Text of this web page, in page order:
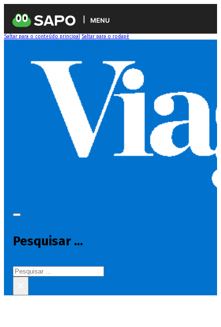
MENU
Saltar para o conteúdo principal Saltar para o rodapé
Pesquisar ...
Pesquisar